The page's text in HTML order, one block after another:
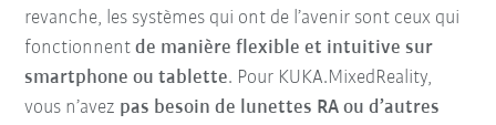
revanche, les systèmes qui ont de l’avenir sont ceux qui
fonctionnentde manière flexible et intuitive sur
smartphone ou tablette. Pour KUKA.MixedReality,
vous n’avez pas besoin de lunettes RA ou d’autres